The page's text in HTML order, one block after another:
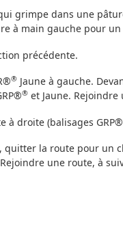
grimpe dans une
à main gauche pour
précédente.
®Jaune à gauche.
®et Jaune. Rejoindre
à droite (balisages GRP®
quitter la route pour un
une route, à